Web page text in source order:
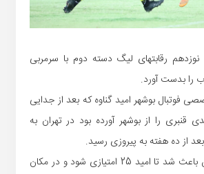
نوزدهم رقابتهای لیگ دسته دوم با سرمربی
بدست آورد.
فوتبال بوشهر امید گناوه که بعد از جدایی
قنبری را از بوشهر آورده بود در تهران به
از ده هفته به پیروزی رسید.
این برد روحیه بخش باعث شد تا امید 25 امتیازی شود و در مکان